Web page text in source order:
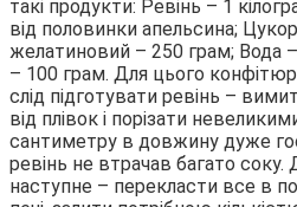
такі продукти: Ревінь – 1
від половинки апельсина;
желатиновий – 250 грам; Вода
– 100 грам. Для цього
слід підготувати ревінь –
від плівок і порізати
сантиметру в довжину дуже
ревінь не втрачав багато соку.
наступне – перекласти все в